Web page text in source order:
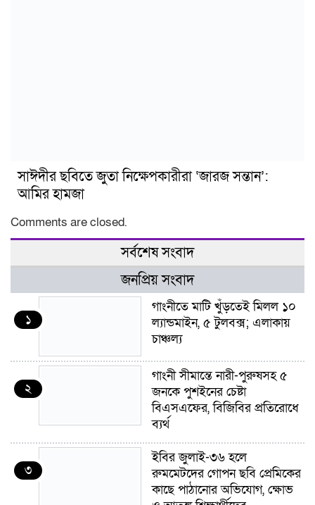
সাঈদীর ছবিতে জুতা নিক্ষেপকারীরা ‘জারজ সন্তান’:
আমির হামজা
Comments are closed.
সর্বশেষ সংবাদ
জনপ্রিয় সংবাদ
১
গাংনীতে মাটি খুঁড়তেই মিলল ১০
ল্যান্ডমাইন, ৫ টুলবক্স; এলাকায়
চাঞ্চল্য
২
গাংনী সীমান্তে নারী-পুরুষসহ ৫
জনকে পুশইনের চেষ্টা
বিএসএফের, বিজিবির প্রতিরোধে
ব্যর্থ
৩
ইবির জুলাই-৩৬ হলে
রুমমেটদের গোপন ছবি প্রেমিকের
কাছে পাঠানোর অভিযোগ, ক্ষোভ